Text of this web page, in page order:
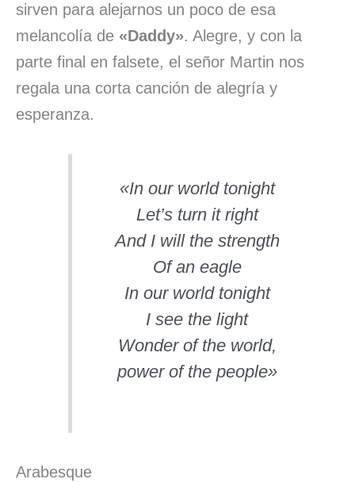
sirven para alejarnos un poco de esa
melancolía de «Daddy». Alegre, y con la
parte final en falsete, el señor Martin nos
regala una corta canción de alegría y
esperanza.
«In our world tonight
Let’s turn it right
And I will the strength
Of an eagle
In our world tonight
I see the light
Wonder of the world,
power of the people»
Arabesque